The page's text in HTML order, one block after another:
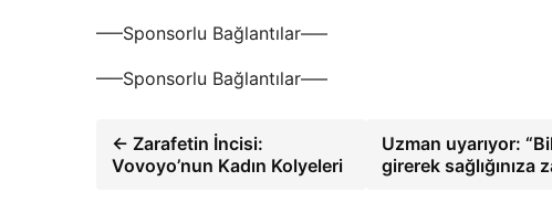
—–Sponsorlu Bağlantılar—–
—–Sponsorlu Bağlantılar—–
← Zarafetin İncisi:
Vovoyo’nun Kadın Kolyeleri
Uzman uyarıyor:
girerek sağlığınıza